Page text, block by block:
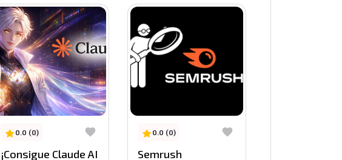
0.0 (0)
¡Consigue Claude AI
0.0 (0)
Semrush